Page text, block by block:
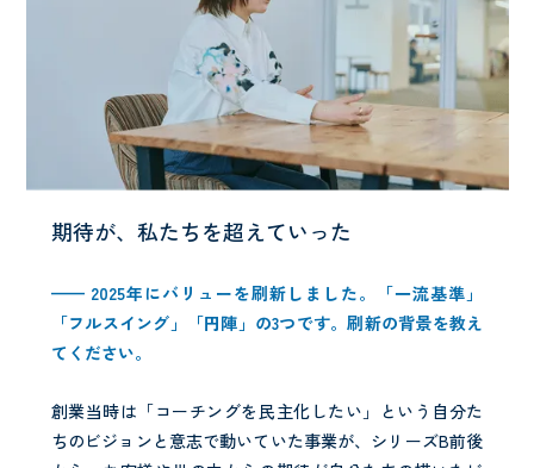
期待が、私たちを超えていった
—— 2025年にバリューを刷新しました。「一流基準」
「フルスイング」「円陣」の3つです。刷新の背景を教え
てください。
創業当時は「コーチングを民主化したい」という自分た
ちのビジョンと意志で動いていた事業が、シリーズB前後